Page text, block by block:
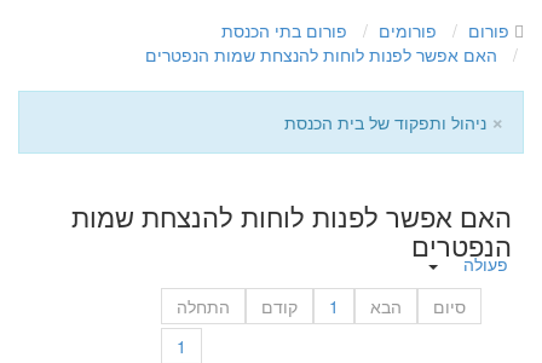
פורום פורומים
פורום בתי הכנסת
האם אפשר לפנות לוחות להנצחת שמות הנפטרים
× ניהול ותפקוד של בית הכנסת
האם אפשר לפנות לוחות להנצחת שמות
הנפטרים
פעולה
התחלה
קודם 1 הבא
סיום
1